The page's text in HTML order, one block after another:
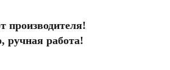
производителя!
ручная работа!